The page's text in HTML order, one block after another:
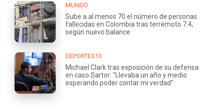
MUNDO
Sube a al menos 70 el número de personas
fallecidas en Colombia tras terremoto 7.4,
según nuevo balance
DEPORTES13
Michael Clark tras exposición de su defensa
en caso Sartor: "Llevaba un año y medio
esperando poder contar mi verdad"